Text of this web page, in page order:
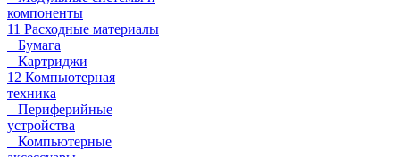
компоненты
11 Расходные материалы
Бумага
Картриджи
12 Компьютерная
техника
Периферийные
устройства
Компьютерные